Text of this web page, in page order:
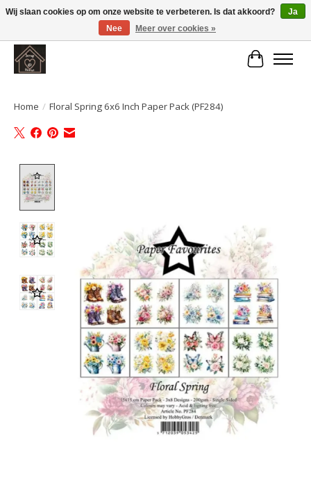
Large selection of products and fast shipping!
Home / Floral Spring 6x6 Inch Paper Pack (PF284)
Wij slaan cookies op om onze website te verbeteren. Is dat akkoord?
Ja
Nee
Meer over cookies »